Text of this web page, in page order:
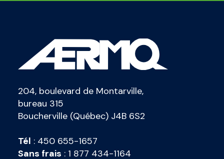
204, boulevard de Montarville,
bureau 315
Boucherville (Québec) J4B 6S2
Tél : 450 655-1657
Sans frais : 1 877 434-1164